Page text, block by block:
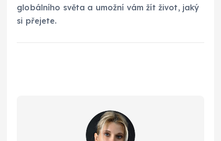
globálního světa a umožní vám žít život, jaký
si přejete.